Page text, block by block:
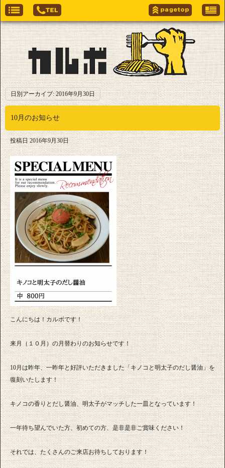
日別アーカイブ:2016年9月30日
10月のお知らせ
投稿日 2016年9月30日
こんにちは！カルボです！
来月（１０月）の月替わりのお知らせです！
10月は昨年、一昨年と好評いただきました「キノコと明太子のだし醤油」を
復刻いたします！
キノコの香りとだし醤油、明太子がマッチした一皿となっています！
一年待ち望んでいた方、初めての方、是非是非ご賞味ください！
それでは、たくさんのご来店お待ちしております！